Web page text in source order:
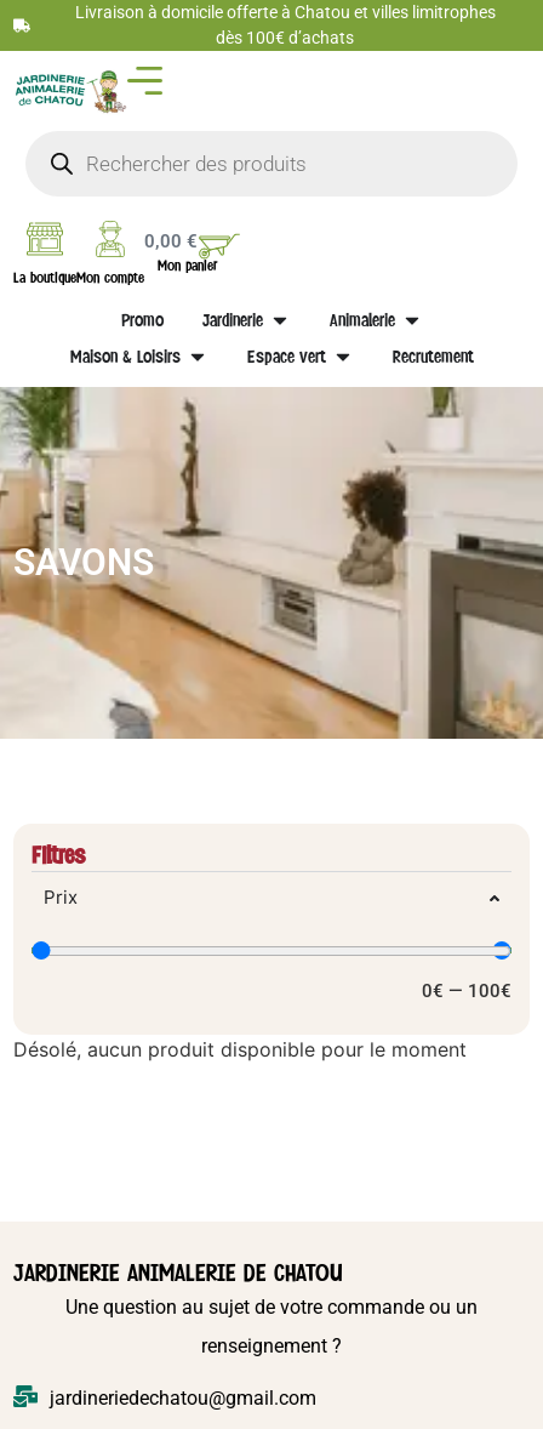
Livraison à domicile offerte à Chatou et villes limitrophes
dès 100€ d’achats
La boutiqueMon compte
0,00€
Mon panier
Promo Jardinerie
Animalerie
Maison & Loisirs
Espace vert Recrutement
SAVONS
Filtres
Prix
0€ — 100€
Désolé, aucun produit disponible pour le moment
JARDINERIE ANIMALERIE DE CHATOU
Une question au sujet de votre commande ou un
renseignement ?
jardineriedechatou@gmail.com